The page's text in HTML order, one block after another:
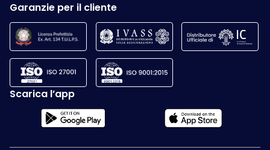
Garanzie per il cliente
Scarica l’app